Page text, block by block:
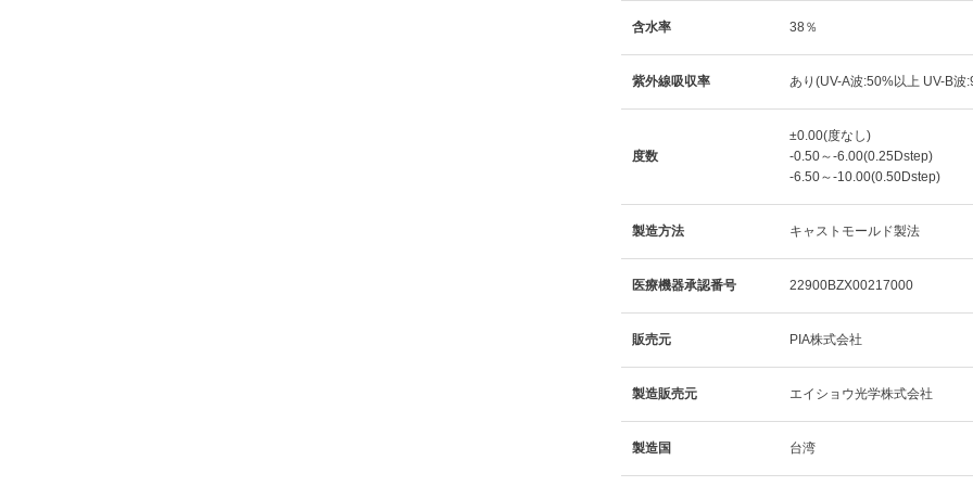
含水率 38％
紫外線吸収率 あり(UV-A波:50%以上 UV-B波
度数
±0.00(度なし)
-0.50～-6.00(0.25Dstep)
-6.50～-10.00(0.50Dstep)
製造方法 キャストモールド製法
医療機器承認番号 22900BZX00217000
販売元 PIA株式会社
製造販売元 エイショウ光学株式会社
製造国 台湾